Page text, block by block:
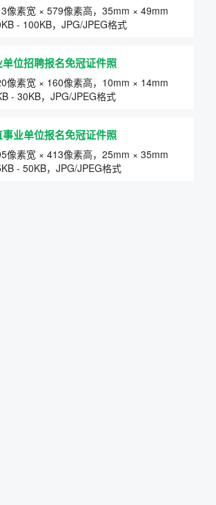
像素宽 × 579像素高，35mm × 49mm
- 100KB，JPG/JPEG格式
位招聘报名免冠证件照
像素宽 × 160像素高，10mm × 14mm
- 30KB，JPG/JPEG格式
业单位报名免冠证件照
像素宽 × 413像素高，25mm × 35mm
- 50KB，JPG/JPEG格式